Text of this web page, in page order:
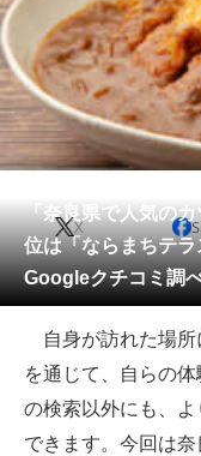
エンタメ
グルメ
住まい
動物
会員記事
メディア
注目記事を集めた総
ITの今と未来を見通す
スマホと通信の最新
「奈良県で人気の
位は「ならまちテ
Googleクチコミ調
X
自身が訪れた場所
を通じて、自らの
の検索以外にも、
できます。今回は